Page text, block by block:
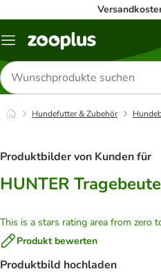
Menü
Produkte
suchen
Hundefutter & Zubehör
Produktbilder von Kunden für
HUNTER
This is a stars rating area from zero
Produkt bewerten
Produktbild hochladen